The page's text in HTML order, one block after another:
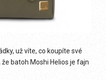
už víte, co koupíte své
batoh Moshi Helios je fajn